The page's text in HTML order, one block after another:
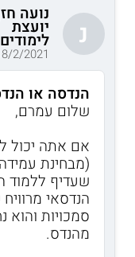
נ
נועה
יועצת
לימודים
2/2021
הנדסה או
שלום עמרם,
אם אתה יכול
(מבחינת
שעדיף ללמוד
הנדסאי
סמכויות
מהנדס.